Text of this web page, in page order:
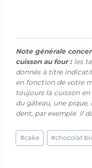
Note générale
cuisson au four :les
donnés à titre
en fonction de votre
toujours la cuisson
du gâteau, une pique,
dent, par exemple. Il
Étiquettes
de
#cake #chocolat